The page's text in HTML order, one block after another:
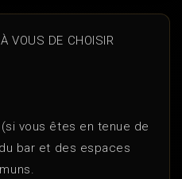
VOUS DE CHOISIR
vous êtes en tenue de
bar et des espaces